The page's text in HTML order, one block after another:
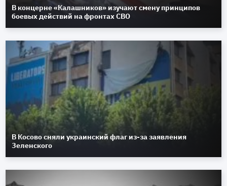
В концерне «Калашников» изучают смену принципов
боевых действий на фронтах СВО
В Косово сняли украинский флаг из-за заявления
Зеленского